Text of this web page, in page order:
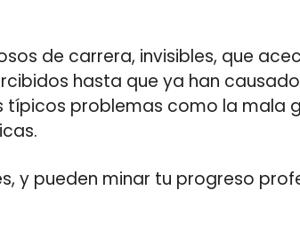
de carrera, invisibles, que
hasta que ya han
típicos problemas como la mala
y pueden minar tu progreso